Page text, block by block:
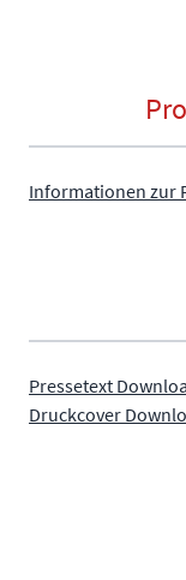
Informationen zur
Pressetext
Druckcover